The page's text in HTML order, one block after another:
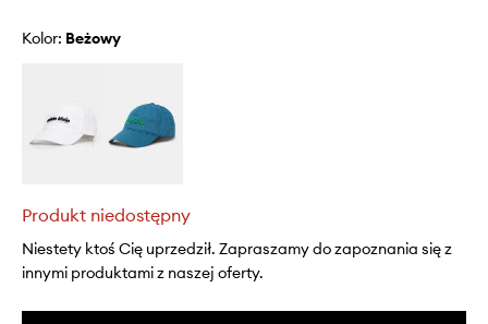
Kolor: beżowy
Produkt niedostępny
Niestety ktoś Cię uprzedził. Zapraszamy do zapoznania się z
innymi produktami z naszej oferty.